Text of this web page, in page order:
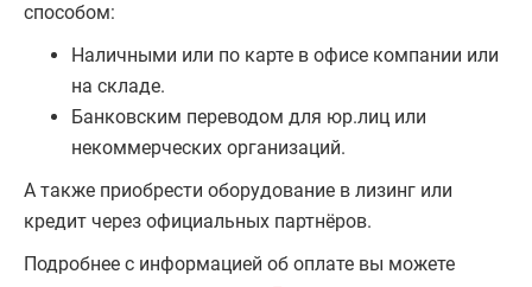
способом:
Наличными или по карте в офисе компании или
на складе.
Банковским переводом для юр.лиц или
некоммерческих организаций.
А также приобрести оборудование в лизинг или
кредит через официальных партнёров.
Подробнее с информацией об оплате вы можете